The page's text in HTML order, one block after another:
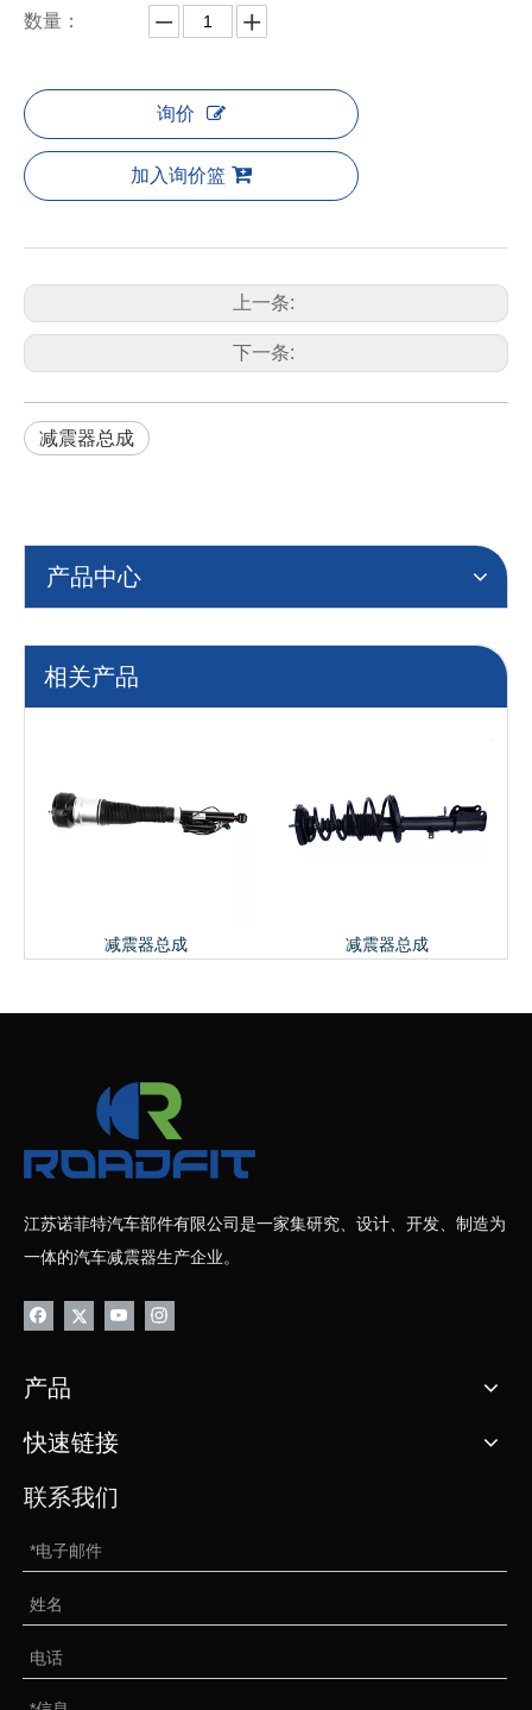
数量：
询价
加入询价篮
上一条:
下一条:
减震器总成
产品中心
相关产品
减震器总成 减震器总成
江苏诺菲特汽车部件有限公司是一家集研究、设计、开发、制造为
一体的汽车减震器生产企业。
产品
快速链接
联系我们